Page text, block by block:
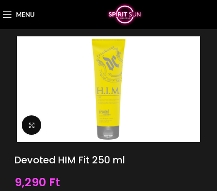
MENU
Devoted HIM Fit 250 ml
9,290 Ft